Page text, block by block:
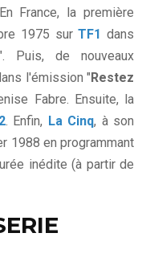
France, la première
1975 surTF1 dans
Puis, de nouveaux
l'émission "Restez
Fabre. Ensuite, la
. Enfin, La Cinq, à son
1988 en programmant
inédite (à partir de